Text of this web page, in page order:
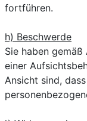
fortführen.
h) Beschwerde
Sie haben gemäß
einer
Ansicht sind,